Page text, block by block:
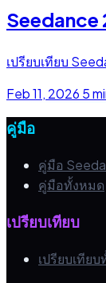
Seedance
เปรียบเทียบ
Feb 11, 2026 5
คู่มือ
คู่มือ
คู่มือทั้งหมด
เปรียบเทียบ
เปรียบเทีย